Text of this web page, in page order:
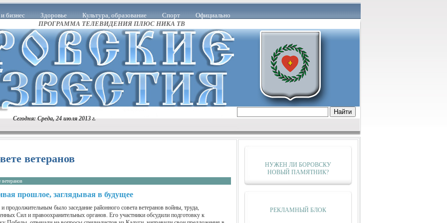
бизнес Здоровье Культура, образование Спорт Официально
области В Правительстве Калужской области Тема номера Интервью Актуально Постфактум
о людях Знай наших! Анонс Благодарность Уточняем О наболевшем
Учения Выставка Рейд Крестьянские заботы Доска Почёта Награждения
Есть такая служба Прокуратура информирует Происшествие Строительство
Юбилей Память Совещание Трудоустройство
От первого лица
Благие дела ГИБДД информирует Статистика
блок Вопрос - ответ Здравоохранение Агрожизнь Архив
ПРОГРАММА ТЕЛЕВИДЕНИЯ ПЛЮС НИКА ТВ
Сегодня: Среда, 24 июля 2013 г.
ветеранов
прошлое, заглядывая в будущее
продолжительным было заседание районного совета ветеранов войны, труда,
Сил и правоохранительных органов. Его участники обсудили подготовку к
НУЖЕН ЛИ БОРОВСКУ
НОВЫЙ ПАМЯТНИК?
РЕКЛАМНЫЙ БЛОК